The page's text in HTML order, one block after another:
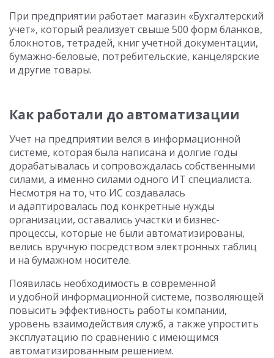
При предприятии работает магазин «Бухгалтерский
учет», который реализует свыше 500 форм бланков,
блокнотов, тетрадей, книг учетной документации,
бумажно-беловые, потребительские, канцелярские
и другие товары.
Как работали до автоматизации
Учет на предприятии велся в информационной
системе, которая была написана и долгие годы
дорабатывалась и сопровождалась собственными
силами, а именно силами одного ИТ специалиста.
Несмотря на то, что ИС создавалась
и адаптировалась под конкретные нужды
организации, оставались участки и бизнес-
процессы, которые не были автоматизированы,
велись вручную посредством электронных таблиц
и на бумажном носителе.
Появилась необходимость в современной
и удобной информационной системе, позволяющей
повысить эффективность работы компании,
уровень взаимодействия служб, а также упростить
эксплуатацию по сравнению с имеющимся
автоматизированным решением.